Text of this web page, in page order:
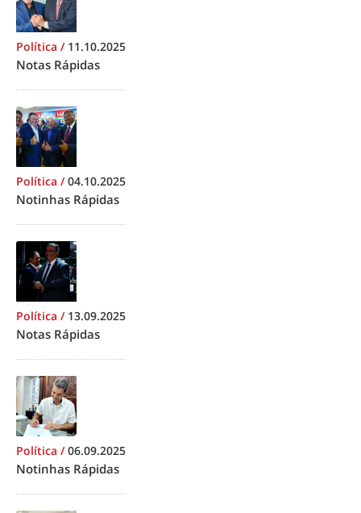
Política / 11.10.2025
Notas Rápidas
Política /04.10.2025
Notinhas Rápidas
Política / 13.09.2025
Notas Rápidas
Política /06.09.2025
Notinhas Rápidas